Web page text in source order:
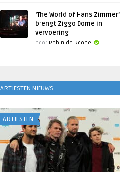
‘The World of Hans Zimmer’
brengt Ziggo Dome in
vervoering
door Robin de Roode
ARTIESTEN NIEUWS
ARTIESTEN